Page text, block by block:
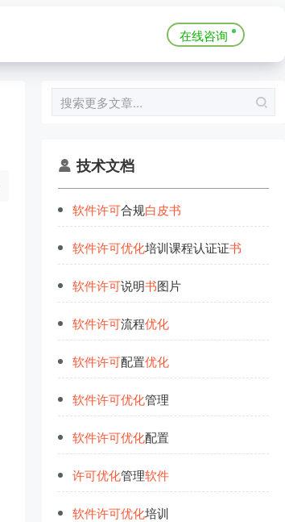
在线咨询
技术文档
软件许可合规白皮书
软件许可优化培训课程认证证书
软件许可说明书图片
软件许可流程优化
软件许可配置优化
软件许可优化管理
软件许可优化配置
许可优化管理软件
软件许可优化培训